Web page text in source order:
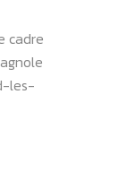
cadre
les-